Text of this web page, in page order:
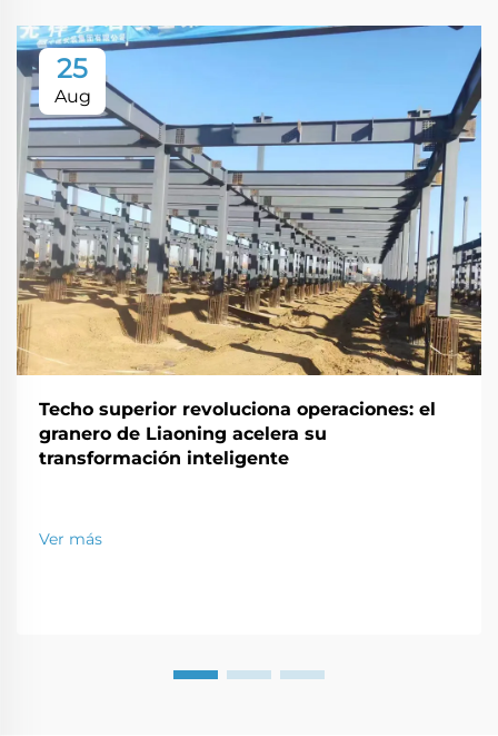
25
Aug
Techo superior revoluciona operaciones: el
granero de Liaoning acelera su
transformación inteligente
Ver más